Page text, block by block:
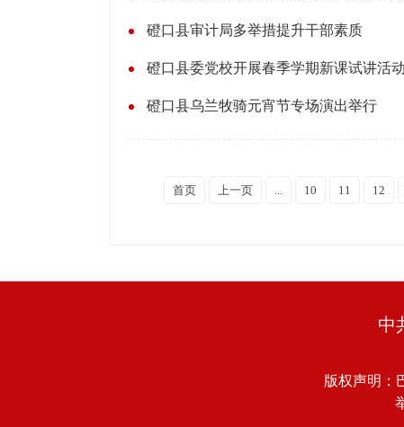
磴口县审计局多举措提升干部素质
磴口县委党校开展春季学期新课试讲活动
磴口县乌兰牧骑元宵节专场演出举行
首页 上一页 ... 10 11 12
中
版权声明：